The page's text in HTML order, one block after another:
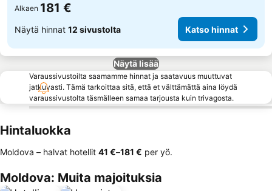
Alkaen 181 €
Näytä hinnat 12 sivustolta Katso hinnat
Näytä lisää
Varaussivustoilta saamamme hinnat ja saatavuus muuttuvat
jatkuvasti. Tämä tarkoittaa sitä, että et välttämättä aina löydä
varaussivustolta täsmälleen samaa tarjousta kuin trivagosta.
Hintaluokka
Moldova – halvat hotellit ‎41 €–‎181 € per yö.
Moldova: Muita majoituksia